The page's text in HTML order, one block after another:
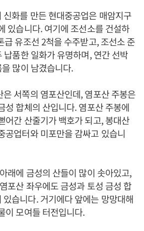
화를 만든 현대중공업은 매암지구
있습니다. 여기에 조선소를 건설하
급 유조선 2척을 수주받고, 조선소 준
납품한 일화가 유명하며, 연간 선박
많이 남겼습니다.
서쪽의 염포산인데, 염포산 주봉은
성 합체의 산입니다. 염포산 주봉에
어간 산줄기가 백호가 되고, 봉대산
공업터와 미포만을 감싸고 있습니
래에 금성의 산들이 많이 솟아있고,
포산 좌우에도 금성과 토성 금성 합
습니다. 거기에다 앞에는 망망대해
이 모여들 터전입니다.